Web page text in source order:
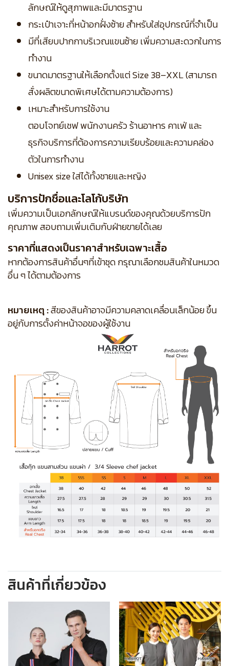
ลักษณ์ให้ดูสุภาพและมีมาตรฐาน
กระเป๋าเจาะที่หน้าอกฝั่งซ้าย สำหรับใส่อุปกรณ์ที่จำเป็น
มีที่เสียบปากกาบริเวณแขนซ้าย เพิ่มความสะดวกในการ
ทำงาน
ขนาดมาตรฐานให้เลือกตั้งแต่ Size 38–XXL (สามารถ
สั่งผลิตขนาดพิเศษได้ตามความต้องการ)
เหมาะสำหรับการใช้งาน
ตอบโจทย์เชฟ พนักงานครัว ร้านอาหาร คาเฟ่ และ
ธุรกิจบริการที่ต้องการความเรียบร้อยและความคล่อง
ตัวในการทำงาน
Unisex size ใส่ได้ทั้งชายและหญิง
บริการปักชื่อและโลโก้บริษัท
เพิ่มความเป็นเอกลักษณ์ให้แบรนด์ของคุณด้วยบริการปัก
คุณภาพ สอบถามเพิ่มเติมกับฝ่ายขายได้เลย
ราคาที่แสดงเป็นราคาสำหรับเฉพาะเสื้อ
หากต้องการสินค้าอื่นๆที่เข้าชุด กรุณาเลือกชมสินค้าในหมวด
อื่น ๆ ได้ตามต้องการ
หมายเหตุ :สีของสินค้าอาจมีความคลาดเคลื่อนเล็กน้อย ขึ้น
อยู่กับการตั้งค่าหน้าจอของผู้ใช้งาน
สินค้าที่เกี่ยวข้อง